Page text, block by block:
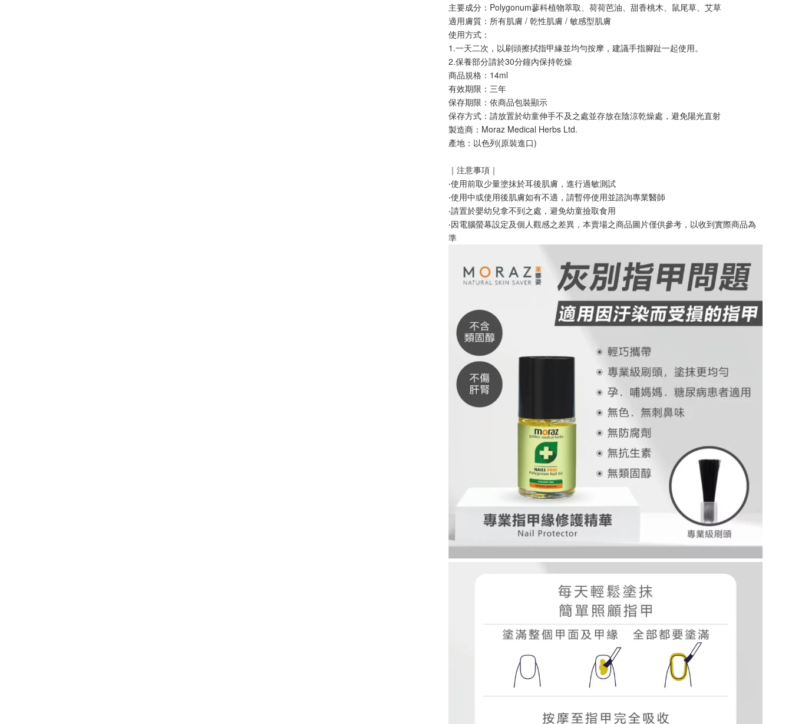
主要成分：Polygonum蓼科植物萃取、荷荷芭油、甜香桃木、鼠尾草、艾草
適用膚質：所有肌膚 / 乾性肌膚 / 敏感型肌膚
使用方式：
1.一天二次，以刷頭擦拭指甲緣並均勻按摩，建議手指腳趾一起使用。
2.保養部分請於30分鐘內保持乾燥
商品規格：14ml
有效期限：三年
保存期限：依商品包裝顯示
保存⽅式：請放置於幼童伸手不及之處並存放在陰涼乾燥處，避免陽光直射
製造商：Moraz Medical Herbs Ltd.
產地：以色列(原裝進口)
｜注意事項｜
‧使用前取少量塗抹於耳後肌膚，進行過敏測試
‧使用中或使用後肌膚如有不適，請暫停使用並諮詢專業醫師
‧請置於嬰幼兒拿不到之處，避免幼童撿取食用
‧因電腦螢幕設定及個人觀感之差異，本賣場之商品圖片僅供參考，以收到實際商品為
準